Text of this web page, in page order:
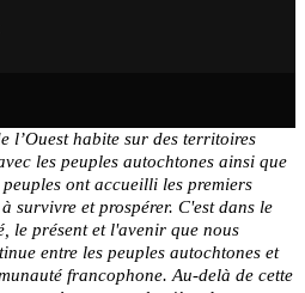
l’Ouest habite sur des territoires
les peuples autochtones ainsi que
ont accueilli les premiers
survivre et prospérer. C'est dans le
le présent et l'avenir que nous
entre les peuples autochtones et
francophone. Au-delà de cette